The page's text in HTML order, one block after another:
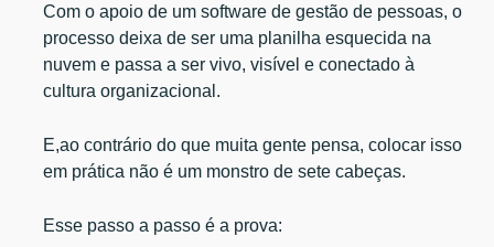
Com o apoio de um software de gestão de pessoas, o
processo deixa de ser uma planilha esquecida na
nuvem e passa a ser vivo, visível e conectado à
cultura organizacional.
E,ao contrário do que muita gente pensa, colocar isso
em prática não é um monstro de sete cabeças.
Esse passo a passo é a prova: